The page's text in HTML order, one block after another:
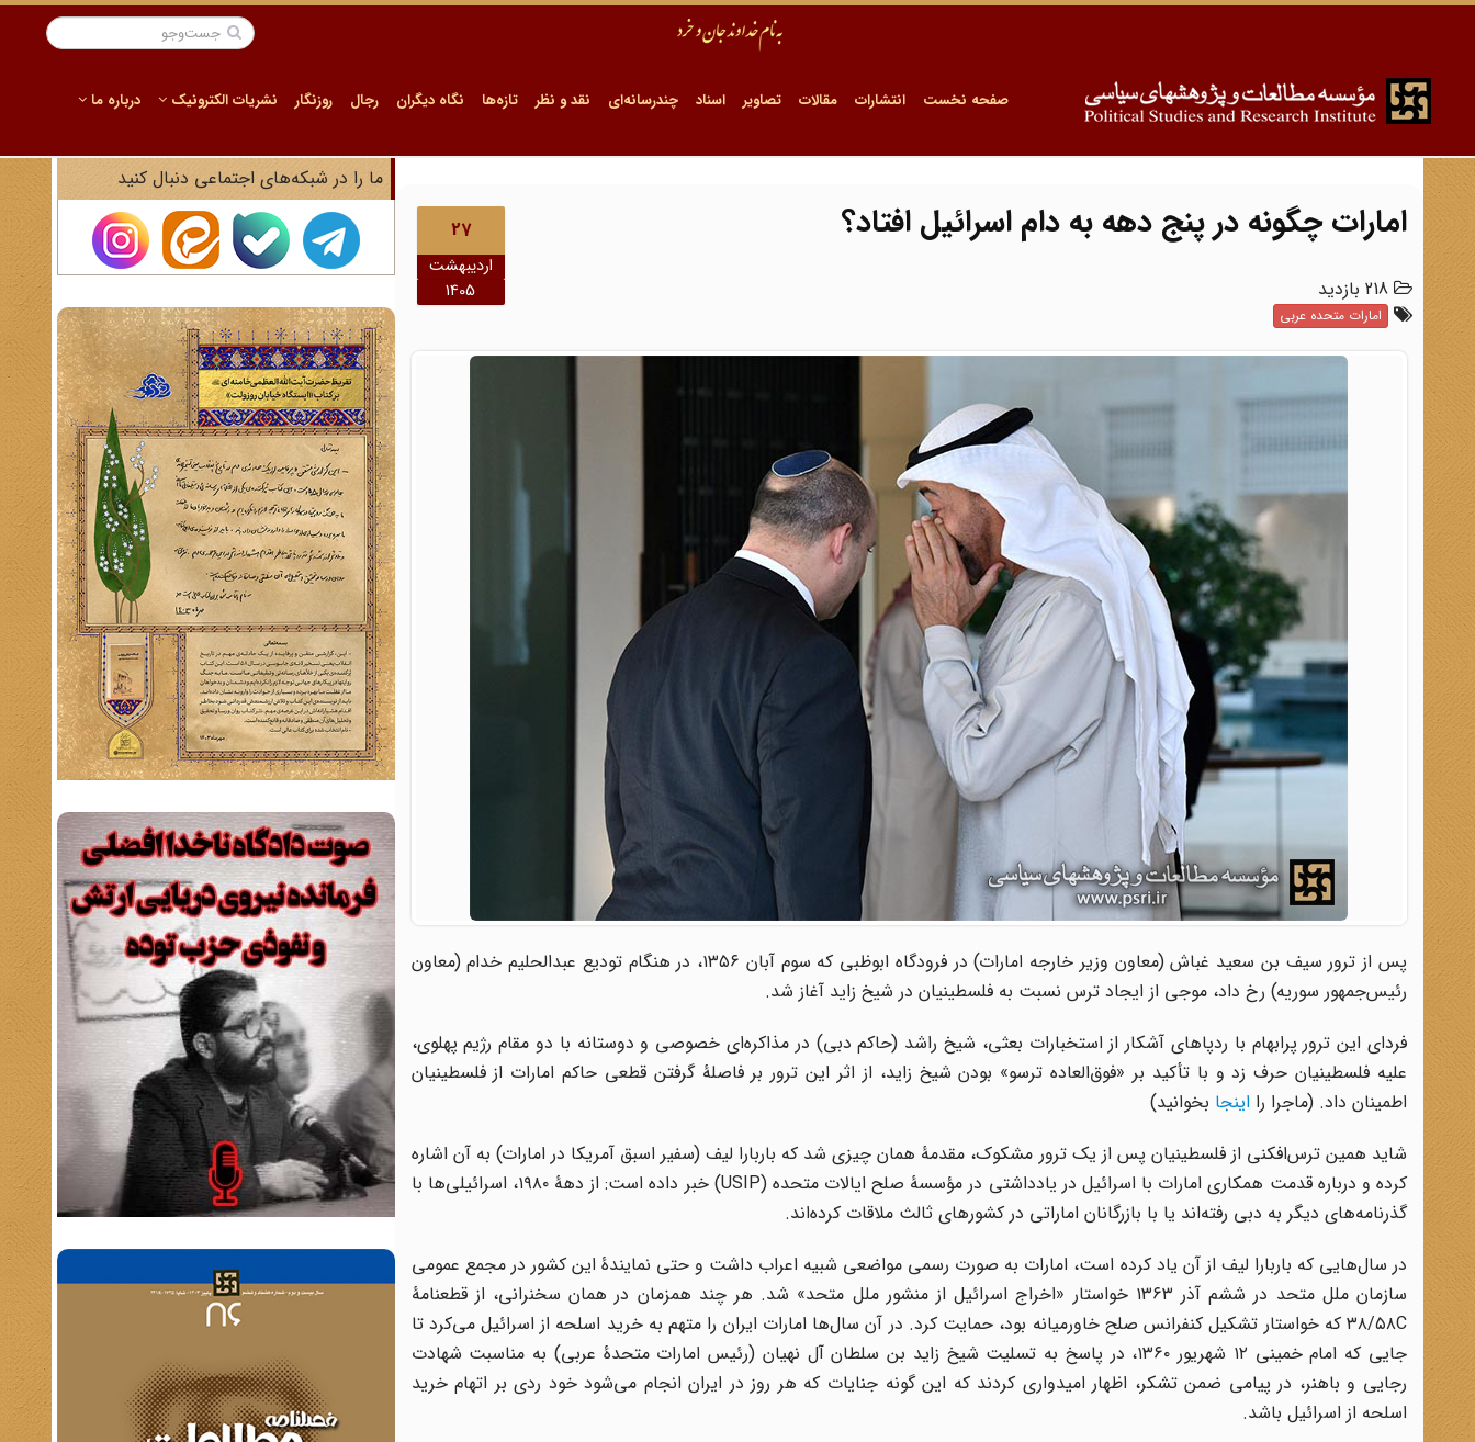
صفحه نخست انتشارات مقالات تصاویر اسناد چندرسانه‌ای نقد و نظر تازه‌ها نگاه دیگران رجال روزنگار نشریات الکترونیک درباره ما
27
اردیبهشت
1405
امارات چگونه در پنج دهه به دام اسرائیل افتاد؟
امارات متحده عربی
پس از ترور سیف بن سعید غباش (معاون وزیر خارجه امارات) در فرودگاه ابوظبی که سوم آبان ۱۳۵۶، در هنگام تودیع عبدالحلیم خدام (معاون
رئیس‌جمهور سوریه) رخ داد، موجی از ایجاد ترس نسبت به فلسطینیان در شیخ زاید آغاز شد.
فردای این ترور پرابهام با ردپاهای آشکار از استخبارات بعثی، شیخ راشد (حاکم دبی) در مذاکره‌ای خصوصی و دوستانه با دو مقام رژیم پهلوی،
علیه فلسطینیان حرف زد و با تأکید بر «فوق‌العاده ترسو» بودن شیخ زاید، از اثر این ترور بر فاصلۀ گرفتن قطعی حاکم امارات از فلسطینیان
اطمینان داد. (ماجرا را اینجا بخوانید)
شاید همین ترس‌افکنی از فلسطینیان پس از یک ترور مشکوک، مقدمۀ همان چیزی شد که باربارا لیف (سفیر اسبق آمریکا در امارات) به آن اشاره
کرده و درباره قدمت همکاری امارات با اسرائیل در یادداشتی در مؤسسۀ صلح ایالات متحده (USIP) خبر داده است: از دهۀ ۱۹۸۰، اسرائیلی‌ها با
گذرنامه‌های دیگر به دبی رفته‌اند یا با بازرگانان اماراتی در کشورهای ثالث ملاقات کرده‌اند.
در سال‌هایی که باربارا لیف از آن یاد کرده است، امارات به صورت رسمی مواضعی شبیه اعراب داشت و حتی نمایندۀ این کشور در مجمع عمومی
سازمان ملل متحد در ششم آذر ۱۳۶۳ خواستار «اخراج اسرائیل از منشور ملل متحد» شد. هر چند همزمان در همان سخنرانی، از قطعنامۀ
۳۸/۵۸C که خواستار تشکیل کنفرانس صلح خاورمیانه بود، حمایت کرد. در آن سال‌ها امارات ایران را متهم به خرید اسلحه از اسرائیل می‌کرد تا
جایی که امام خمینی ۱۲ شهریور ۱۳۶۰، در پاسخ به تسلیت شیخ زاید بن سلطان آل نهیان (رئیس امارات متحدۀ عربی) به مناسبت شهادت
رجایی و باهنر، در پیامی ضمن تشکر، اظهار امیدواری کردند که این گونه جنایات که هر روز در ایران انجام می‌شود خود ردی بر اتهام خرید
اسلحه از اسرائیل باشد.
ما را در شبکه‌های اجتماعی دنبال کنید